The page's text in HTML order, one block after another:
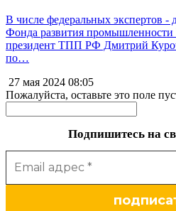
В числе федеральных экспертов -
Фонда развития
президент ТПП РФ Дмитрий
по…
27 мая 2024 08:05
Пожалуйста, оставьте это поле
Подпишитесь на